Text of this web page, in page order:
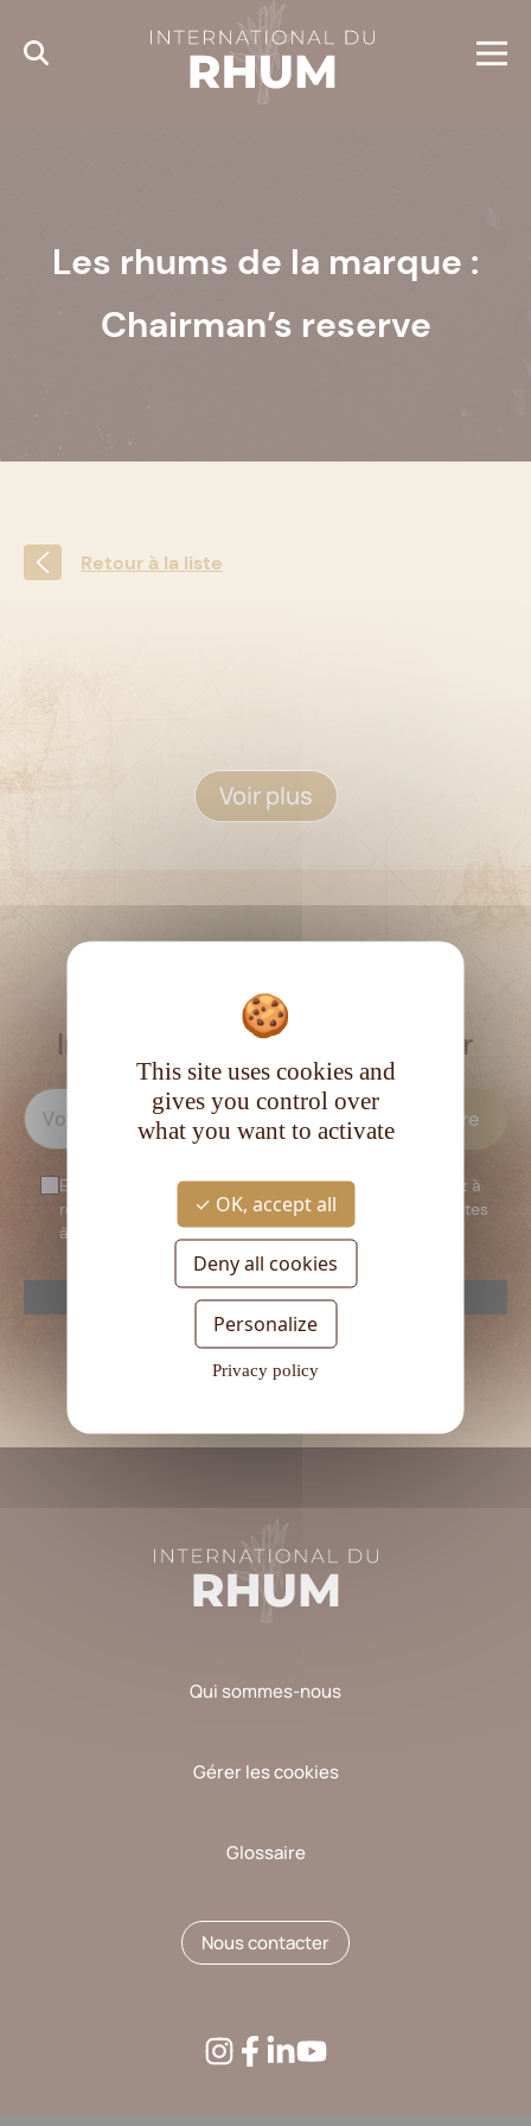
Les rhums de la marque :
Chairman’s reserve
Retour à la liste
Voir plus
RESTEZ INFORMÉ
Inscrivez-vous à la newsletter
En vous inscrivant à notre newsletter, vous consentez à
recevoir notre newsletter. Vous confirmez que vous êtes
âgé d’au moins 18 ans.
reCAPTCHA is disabled. Allow
champ
vide.
Qui sommes-nous
Gérer les cookies
Glossaire
Nous contacter
Cookies management panel
This site uses cookies and
gives you control over
what you want to activate
OK, accept all
Deny all cookies
Personalize
Privacy policy